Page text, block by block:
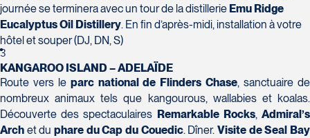
journée se terminera avec un tour de la distillerie Emu Ridge
Eucalyptus Oil Distillery. En fin d’après-midi, installation à votre
hôtel et souper (DJ, DN, S)
3
KANGAROO ISLAND – ADELAÏDE
Route vers le parc national de FlindersChase, sanctuaire de
nombreux animaux tels que kangourous, wallabies et koalas.
Découverte des spectaculaires Remarkable Rocks,Admiral’s
Arch et duphare du Cap du Couedic. Dîner.Visite de Seal Bay
Voyages Terre et Monde
Terrebonne
J6X 2Z5
Tél :450-964-3574
686 rue Principale
Granby
J2G 2Y4
3229 Chemin des Quatre-Bourgeois -
Suite 120QuébecG1W 0C1
Tél :418-977-4080 / 1-877-977-4080